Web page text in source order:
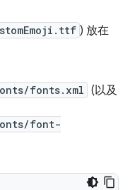
) 放在
fonts.xml (以及
font-